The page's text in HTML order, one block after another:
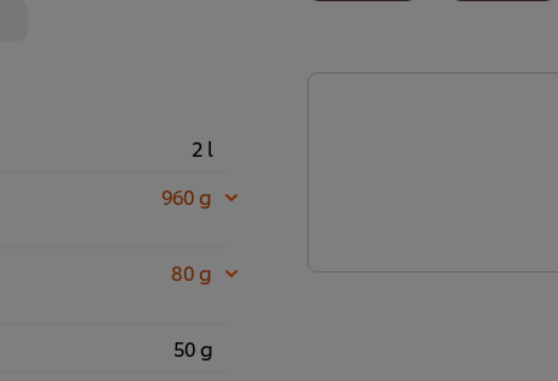
2 l
960 g
80 g
50 g